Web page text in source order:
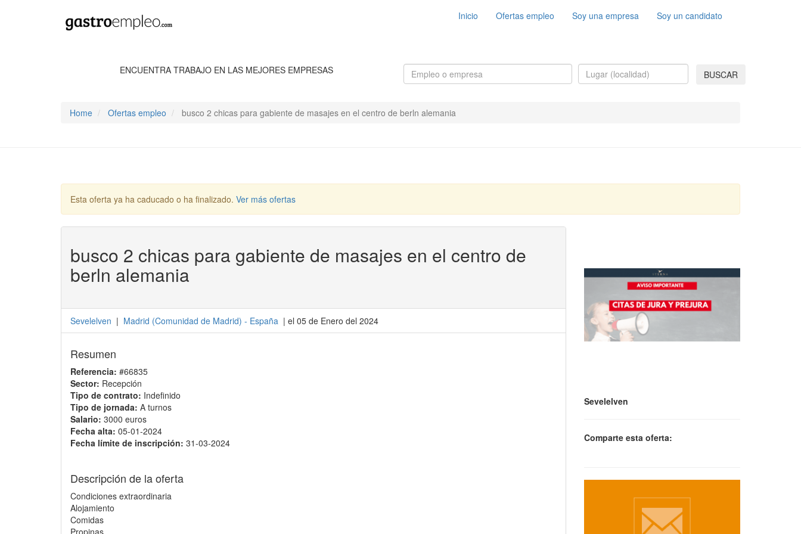
Inicio Ofertas empleo Soy una empresa Soy un candidato
ENCUENTRA TRABAJO EN LAS MEJORES EMPRESAS BUSCAR
Home Ofertas empleo busco 2 chicas para gabiente de masajes en el centro de berln alemania
Esta oferta ya ha caducado o ha finalizado. Ver más ofertas
busco 2 chicas para gabiente de masajes en el centro de
berln alemania
Sevelelven | Madrid (Comunidad de Madrid) - España | el 05 de Enero del 2024
Resumen
Referencia: #66835
Sector: Recepción
Tipo de contrato: Indefinido
Tipo de jornada: A turnos
Salario: 3000 euros
Fecha alta: 05-01-2024
Fecha límite de inscripción: 31-03-2024
Descripción de la oferta
Condiciones extraordinaria
Alojamiento
Comidas
Propinas
Sevelelven
Comparte esta oferta: